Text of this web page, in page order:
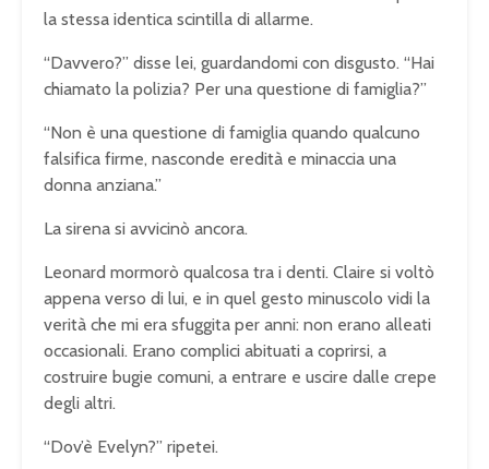
la stessa identica scintilla di allarme.
“Davvero?” disse lei, guardandomi con disgusto. “Hai
chiamato la polizia? Per una questione di famiglia?”
“Non è una questione di famiglia quando qualcuno
falsifica firme, nasconde eredità e minaccia una
donna anziana.”
La sirena si avvicinò ancora.
Leonard mormorò qualcosa tra i denti. Claire si voltò
appena verso di lui, e in quel gesto minuscolo vidi la
verità che mi era sfuggita per anni: non erano alleati
occasionali. Erano complici abituati a coprirsi, a
costruire bugie comuni, a entrare e uscire dalle crepe
degli altri.
“Dov’è Evelyn?” ripetei.